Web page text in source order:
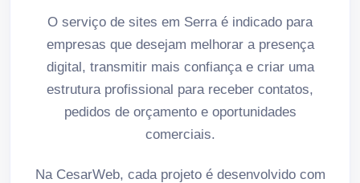
O serviço de sites em Serra é indicado para
empresas que desejam melhorar a presença
digital, transmitir mais confiança e criar uma
estrutura profissional para receber contatos,
pedidos de orçamento e oportunidades
comerciais.
Na CesarWeb, cada projeto é desenvolvido com